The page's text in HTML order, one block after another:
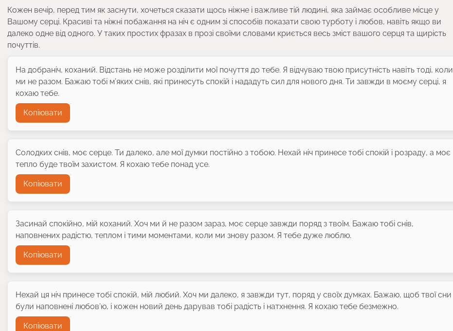
Кожен вечір, перед тим як заснути, хочеться сказати щось ніжне і важливе тій людині, яка займає особливе місце у
Вашому серці. Красиві та ніжні побажання на ніч є одним зі способів показати свою турботу і любов, навіть якщо ви
далеко одне від одного. У таких простих фразах в прозі своїми словами криється весь зміст вашого серця та щирість
почуттів.
На добраніч, коханий. Відстань не може розділити мої почуття до тебе. Я відчуваю твою присутність навіть тоді, коли
ми не разом. Бажаю тобі м’яких снів, які принесуть спокій і нададуть сил для нового дня. Ти завжди в моєму серці, я
кохаю тебе.
Копіювати
Солодких снів, моє серце. Ти далеко, але мої думки постійно з тобою. Нехай ніч принесе тобі спокій і розраду, а моє
тепло буде твоїм захистом. Я кохаю тебе понад усе.
Копіювати
Засинай спокійно, мій коханий. Хоч ми й не разом зараз, моє серце завжди поряд з твоїм. Бажаю тобі снів,
наповнених радістю, теплом і тими моментами, коли ми знову разом. Я тебе дуже люблю.
Копіювати
Нехай ця ніч принесе тобі спокій, мій любий. Хоч ми далеко, я завжди тут, поряд у своїх думках. Бажаю, щоб твої сни
були наповнені любов’ю, і кожен новий день дарував тобі радість і натхнення. Я кохаю тебе безмежно.
Копіювати